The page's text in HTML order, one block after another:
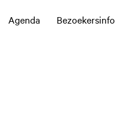
Agenda Bezoekersinfo